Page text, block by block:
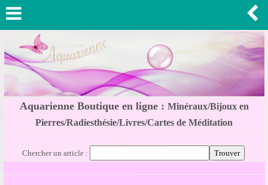
Aquarienne Boutique en ligne : Minéraux/Bijoux en
Pierres/Radiesthésie/Livres/Cartes de Méditation
Chercher un article :